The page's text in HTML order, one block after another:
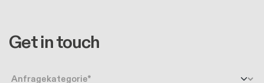
Get in touch
Anfragetyp